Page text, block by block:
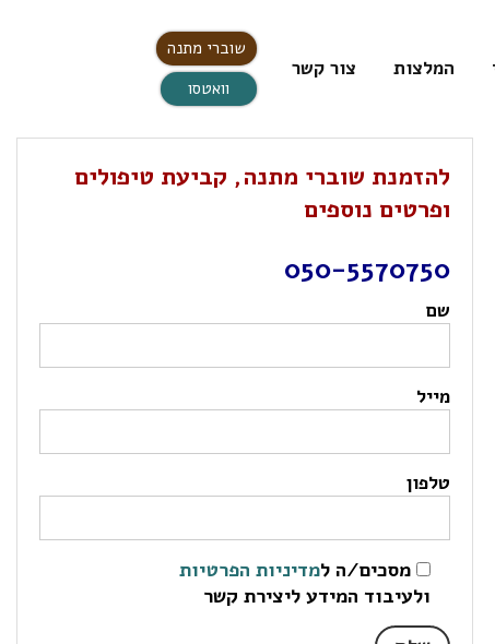
המלצות צור קשר
שוברי מתנה
וואטסו
להזמנת שוברי מתנה, קביעת טיפולים
ופרטים נוספים
050-5570750
שם
מייל
טלפון
מסכים/ה למדיניות הפרטיות
ולעיבוד המידע ליצירת קשר